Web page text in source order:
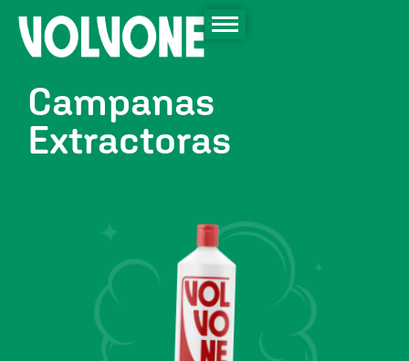
Campanas
Extractoras